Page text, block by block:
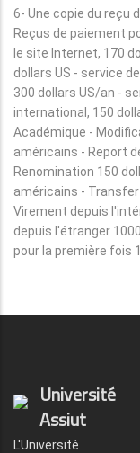
6- Une copie du reçu
Reçus de paiement
le site Internet, 170
dollars US - service
300 dollars US/an -
international, 150
Académique -
américains - Report
Renomination 150
américains -
Virement depuis
depuis l'étranger
pour la première fois
Université
Assiut
L'Université